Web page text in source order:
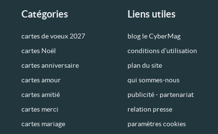
Catégories
cartes de voeux 2027
cartes Noël
cartes anniversaire
cartes amour
cartes amitié
cartes merci
cartes mariage
Liens utiles
blog le CyberMag
conditions d’utilisation
plan du site
qui sommes-nous
publicité - partenariat
relation presse
paramètres cookies